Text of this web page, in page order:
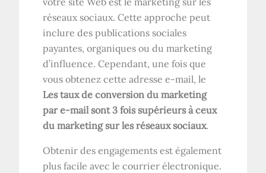
réseaux sociaux. Cette approche peut
inclure des publications sociales
payantes, organiques ou du marketing
d’influence. Cependant, une fois que
vous obtenez cette adresse e-mail, le
Les taux de conversion du marketing
par e-mail sont 3 fois supérieurs à ceux
du marketing sur les réseaux sociaux.
Obtenir des engagements est également
plus facile avec le courrier électronique.